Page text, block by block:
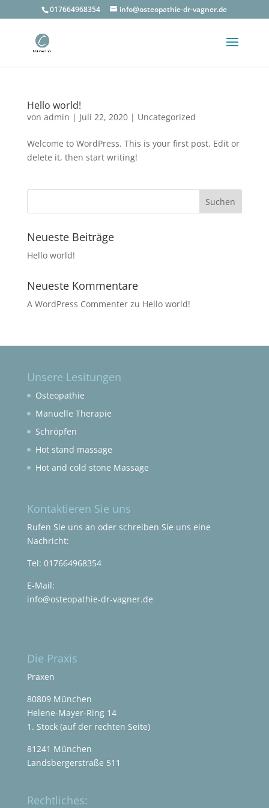
017664968354 info@osteopathie-dr-vagner.de
Hello world!
von admin | Juli 22, 2020| Uncategorized
Welcome to WordPress. This is your first post. Edit or
delete it, then start writing!
Neueste Beiträge
Hello world!
Neueste Kommentare
A WordPress Commenterzu Hello world!
Unsere Lesitungen
Osteopathie
Manuelle Therapie
Schröpfen
Hot stand massage
Hot and cold stone Massage
Kontaktieren Sie uns
Rufen Sie uns an oder schreiben Sie uns eine
Nachricht:
Tel: 017664968354
E-Mail:
info@osteopathie-dr-vagner.de
Die Praxis
Praxen
80809 München
Helene-Mayer-Ring 14
1. Stock (auf der rechten Seite)
81241 München
Landsbergerstraße 511
Rechtliches: